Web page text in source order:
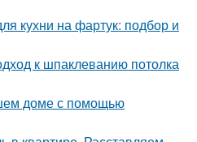
кухни на фартук: подбор и
к шпаклеванию потолка
доме с помощью